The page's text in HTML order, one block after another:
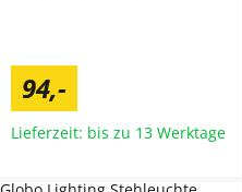
94,-
Lieferzeit: bis zu 13 Werktage